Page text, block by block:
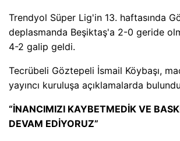
Trendyol Süper Lig'in 13. haftasında
deplasmanda Beşiktaş'a 2-0 geride
4-2 galip geldi.
Tecrübeli Göztepeli İsmail Köybaşı,
yayıncı kuruluşa açıklamalarda
“İNANCIMIZI KAYBETMEDİK VE
DEVAM EDİYORUZ”